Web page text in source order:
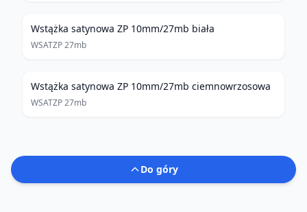
Wstążka satynowa ZP 10mm/27mb biała
WSATZP 27mb
Wstążka satynowa ZP 10mm/27mb ciemnowrzosowa
WSATZP 27mb
Do góry